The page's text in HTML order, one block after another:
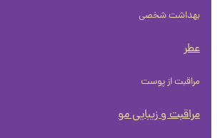
بهداشت شخصی
مراقبت از پوست
مراقبت و زیبایی مو